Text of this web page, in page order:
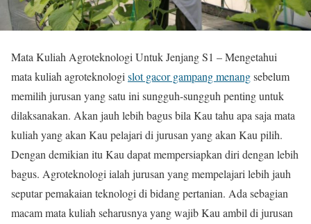
Mata Kuliah Agroteknologi Untuk Jenjang S1 – Mengetahui
mata kuliah agroteknologi slot gacor gampang menangsebelum
memilih jurusan yang satu ini sungguh-sungguh penting untuk
dilaksanakan. Akan jauh lebih bagus bila Kau tahu apa saja mata
kuliah yang akan Kau pelajari di jurusan yang akan Kau pilih.
Dengan demikian itu Kau dapat mempersiapkan diri dengan lebih
bagus. Agroteknologi ialah jurusan yang mempelajari lebih jauh
seputar pemakaian teknologi di bidang pertanian. Ada sebagian
macam mata kuliah seharusnya yang wajib Kau ambil di jurusan